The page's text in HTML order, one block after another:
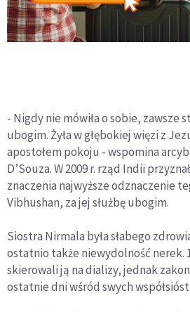
- Nigdy nie mówiła o sobie, zawsze
ubogim. Żyła w głębokiej więzi z
apostołem pokoju - wspomina
D’Souza. W 2009 r. rząd Indii
znaczenia najwyższe odznaczenie
Vibhushan, za jej służbę ubogim.
Siostra Nirmala była słabego
ostatnio także niewydolność nerek.
skierowali ją na dializy, jednak
ostatnie dni wśród swych